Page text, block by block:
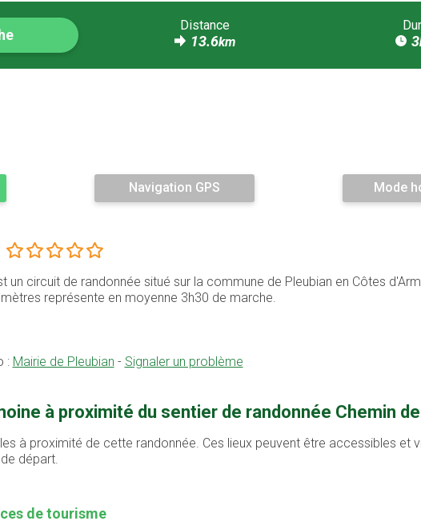
Distance
13.6km
Navigation GPS Mode
un circuit de randonnée situé sur la commune de Pleubian en Côtes
représente en moyenne 3h30 de marche.
: Mairie de Pleubian - Signaler un problème
à proximité du sentier de randonnée Chemin
à proximité de cette randonnée. Ces lieux peuvent être accessibles
départ.
de tourisme